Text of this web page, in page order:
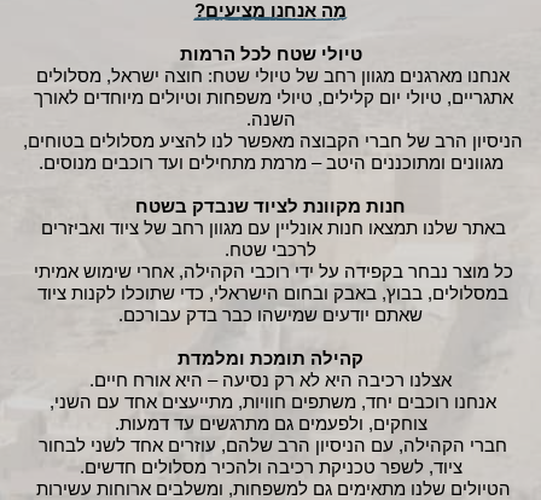
מה אנחנו מציעים?
טיולי שטח לכל הרמות
אנחנו מארגנים מגוון רחב של טיולי שטח: חוצה ישראל, מסלולים
אתגריים, טיולי יום קלילים, טיולי משפחות וטיולים מיוחדים לאורך
השנה.
הניסיון הרב של חברי הקבוצה מאפשר לנו להציע מסלולים בטוחים,
מגוונים ומתוכננים היטב – מרמת מתחילים ועד רוכבים מנוסים.
חנות מקוונת לציוד שנבדק בשטח
באתר שלנו תמצאו חנות אונליין עם מגוון רחב של ציוד ואביזרים
לרכבי שטח.
כל מוצר נבחר בקפידה על ידי רוכבי הקהילה, אחרי שימוש אמיתי
במסלולים, בבוץ, באבק ובחום הישראלי, כדי שתוכלו לקנות ציוד
שאתם יודעים שמישהו כבר בדק עבורכם.
קהילה תומכת ומלמדת
אצלנו רכיבה היא לא רק נסיעה – היא אורח חיים.
אנחנו רוכבים יחד, משתפים חוויות, מתייעצים אחד עם השני,
צוחקים, ולפעמים גם מתרגשים עד דמעות.
חברי הקהילה, עם הניסיון הרב שלהם, עוזרים אחד לשני לבחור
ציוד, לשפר טכניקת רכיבה ולהכיר מסלולים חדשים.
הטיולים שלנו מתאימים גם למשפחות, ומשלבים ארוחות עשירות